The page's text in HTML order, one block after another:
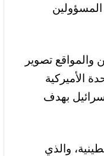
المسؤولين
تصوير
الأميركية
بهدف
والذي